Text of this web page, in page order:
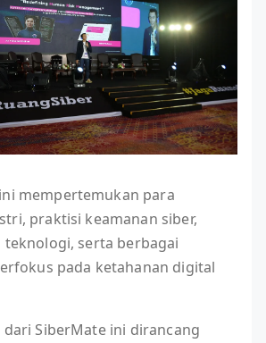
mempertemukan para
praktisi keamanan siber,
teknologi, serta berbagai
pada ketahanan digital
SiberMate ini dirancang